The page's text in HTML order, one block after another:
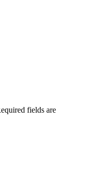
fields are